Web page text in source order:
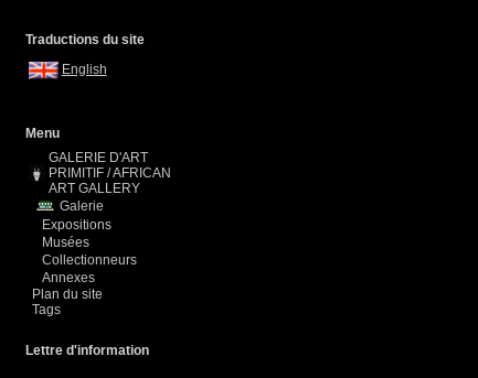
Traductions du site
English
Menu
GALERIE D'ART
PRIMITIF / AFRICAN
ART GALLERY
Galerie
Expositions
Musées
Collectionneurs
Annexes
Plan du site
Tags
Lettre d'information